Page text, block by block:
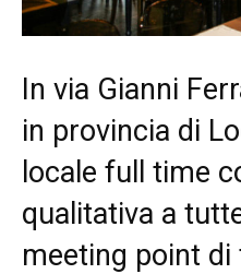
In via Gianni
in provincia di
locale full time
qualitativa a
meeting point di